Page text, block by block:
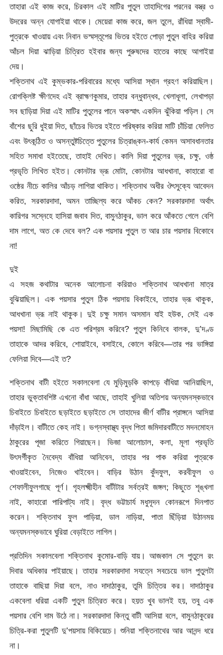
তাহারা এই কাজ করে, চিরকাল এই মাটির পুতুল তাহাদিগের পরনের বস্ত্র ও
উদরের অন্ন যোগাইয়া থাকে। মেয়েরা কাজ করে, জল তুলে, রাঁধিয়া স্বামী-
পুত্রকে খাওয়ায় এবং নিবান ভস্মস্তূপের ভিতর হইতে পোড়া পুতুল বাহির করিয়া
আঁচল দিয়া ঝাড়িয়া চিত্রিত হইবার জন্য পুরুষদের হাতের কাছে আগাইয়া
দেয়।
শক্তিনাথ এই কুম্ভকার-পরিবারের মধ্যে আসিয়া স্থান গ্রহণ করিয়াছিল।
রোগক্লিষ্ট ক্ষীণদেহ এই ব্রাহ্মণকুমার, তাহার বন্ধুবান্ধব, খেলাধূলা, লেখাপড়া
সব ছাড়িয়া দিয়া এই মাটির পুতুলের পানে অকস্মাৎ একদিন ঝুঁকিয়া পড়িল। সে
বাঁশের ছুরি ধুইয়া দিত, ছাঁচের ভিতর হইতে পরিষ্কার করিয়া মাটি চাঁচিয়া ফেলিত
এবং উৎকন্ঠিত ও অসন্তুষ্টচিত্তে পুতুলের চিত্রাঙ্কন-কার্য কেমন অসাবধানতার
সহিত সমাধা হইতেছে, তাহাই দেখিত। কালি দিয়া পুতুলের ভ্রূ, চক্ষু, ওষ্ঠ
প্রভৃতি লিখিত হইত। কোনটার ভ্রূ মোটা, কোনটার আধখানা, কাহারো বা
ওষ্ঠের নীচে কালির আঁচড় লাগিয়া থাকিত। শক্তিনাথ অধীর ঔৎসুক্যে আবেদন
করিত, সরকারদাদা, অমন তাচ্ছিল্য করে আঁকচ কেন? সরকারদাদা অর্থাৎ
কারিগর সস্নেহে হাসিয়া জবাব দিত, বামুনঠাকুর, ভাল করে আঁকতে গেলে বেশি
দাম লাগে, অত কে দেবে বল? এক পয়সার পুতুল ত আর চার পয়সার বিকোবে
না!
দুই
এ সহজ কথাটার অনেক আলোচনা করিয়াও শক্তিনাথ আধখানা মাত্র
বুঝিয়াছিল। এক পয়সার পুতুল ঠিক পয়সায় বিকাইবে, তাহার ভ্রূ থাকুক,
আধখানা ভ্রূ নাই থাকুক। দুই চক্ষু সমান অসমান যাই হউক, সেই এক
পয়সা! মিছামিছি কে এত পরিশ্রম করিবে? পুতুল কিনিবে বালক, দু’দণ্ড
তাহাকে আদর করিবে, শোয়াইবে, বসাইবে, কোলে করিবে—তার পর ভাঙ্গিয়া
ফেলিয়া দিবে—এই ত?
শক্তিনাথ বাটী হইতে সকালবেলা যে মুড়িমুড়কি কাপড়ে বাঁধিয়া আনিয়াছিল,
তাহার ভুক্তাবশিষ্ট এখনো বাঁধা আছে, তাহাই খুলিয়া অতিশয় অন্যমনস্কভাবে
চিবাইতে চিবাইতে ছড়াইতে ছড়াইতে সে তাহাদের জীর্ণ বাটীর প্রাঙ্গনে আসিয়া
দাঁড়াইল। বাটীতে কেহ নাই। ভগ্নস্বাস্থ্য বৃদ্ধ পিতা জমিদারবাটীতে মদনমোহন
ঠাকুরের পূজা করিতে গিয়াছেন। ভিজা আলোচাল, কলা, মূলা প্রভৃতি
উৎসর্গীকৃত নৈবেদ্য বাঁধিয়া আনিবেন, তাহার পর পাক করিয়া পুত্রকে
খাওয়াইবেন, নিজেও খাইবেন। বাড়ির উঠান কুঁদফুল, করবীফুল ও
শেফালীফুলগাছে পূর্ণ। গৃহলক্ষ্মীহীন বাটীটার সর্বত্রই জঙ্গল; কিছুতে শৃঙ্খলা
নাই, কাহারো পারিপাট্য নাই। বৃদ্ধ ভট্টাচার্য মধুসূদন কোনরূপে দিনপাত
করেন। শক্তিনাথ ফুল পাড়িয়া, ডাল নাড়িয়া, পাতা ছিঁড়িয়া উঠানময়
অন্যমনস্কভাবে ঘুরিয়া বেড়াইতে লাগিল।
প্রতিদিন সকালবেলা শক্তিনাথ কুমোর-বাড়ি যায়। আজকাল সে পুতুলে রং
দিবার অধিকার পাইয়াছে। তাহার সরকারদাদা সযত্নে সবচেয়ে ভাল পুতুলটা
তাহাকে বাছিয়া দিয়া বলে, নাও দাদাঠাকুর, তুমি চিত্তির কর। দাদাঠাকুর
একবেলা ধরিয়া একটি পুতুল চিত্রিত করে। হয়ত খুব ভালই হয়, তবু এক
পয়সার বেশি দাম উঠে না। সরকারদাদা কিন্তু বাটী আসিয়া বলে, বামুনঠাকুরের
চিত্রি-করা পুতুলটি দু’পয়সায় বিকিয়েচে। শুনিয়া শক্তিনাথের আর আনন্দ ধরে
না।